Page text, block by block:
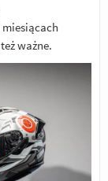
miesiącach
ważne.